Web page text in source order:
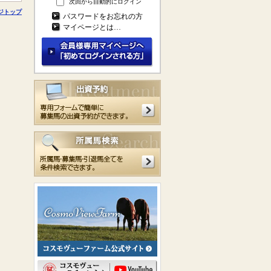
トップ
次回から自動的にログイン
パスワードをお忘れの方
マイページとは…